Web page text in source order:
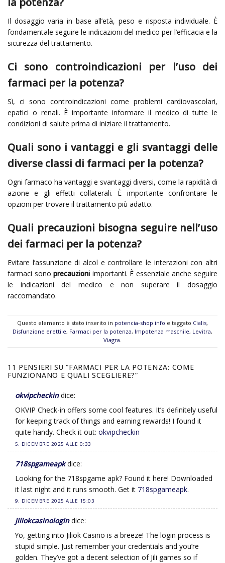
Il dosaggio varia in base all’età, peso e risposta individuale. È
fondamentale seguire le indicazioni del medico per l’efficacia e la
sicurezza del trattamento.
Ci sono controindicazioni per l’uso dei
farmaci per la potenza?
Sì, ci sono controindicazioni come problemi cardiovascolari,
epatici o renali. È importante informare il medico di tutte le
condizioni di salute prima di iniziare il trattamento.
Quali sono i vantaggi e gli svantaggi delle
diverse classi di farmaci per la potenza?
Ogni farmaco ha vantaggi e svantaggi diversi, come la rapidità di
azione e gli effetti collaterali. È importante confrontare le
opzioni per trovare il trattamento più adatto.
Quali precauzioni bisogna seguire nell’uso
dei farmaci per la potenza?
Evitare l’assunzione di alcol e controllare le interazioni con altri
farmaci sonoprecauzioni importanti. È essenziale anche seguire
le indicazioni del medico e non superare il dosaggio
raccomandato.
Questo elemento è stato inserito in potencia-shop info e taggato Cialis,
Disfunzione erettile, Farmaci per la potenza, Impotenza maschile, Levitra,
Viagra
11 PENSIERI SU “FARMACI PER LA POTENZA: COME
FUNZIONANO E QUALI SCEGLIERE?”
okvipcheckin dice:
OKVIP Check-in offers some cool features. It’s definitely useful
for keeping track of things and earning rewards! I found it
quite handy. Check it out: okvipcheckin
5. DICEMBRE 2025 ALLE 0:33
718spgameapk dice:
Looking for the 718spgame apk? Found it here! Downloaded
it last night and it runs smooth. Get it 718spgameapk.
9. DICEMBRE 2025 ALLE 15:03
jiliokcasinologin dice:
Yo, getting into Jiliok Casino is a breeze! The login process is
stupid simple. Just remember your credentials and you’re
golden. They’ve got a decent selection of Jili games so if